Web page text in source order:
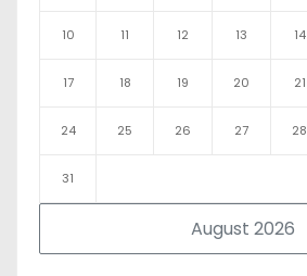
August 2026
10 11 12 13 14
17 18 19 20 21
24 25 26 27 28
31